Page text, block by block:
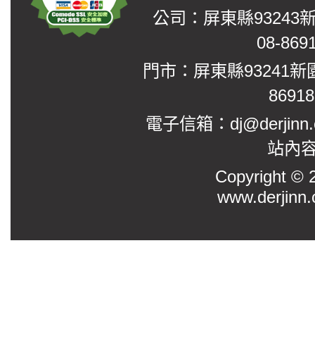
公司：屏東縣93243
08-
門市：屏東縣93241
電子信箱：
站內
Copyright ©